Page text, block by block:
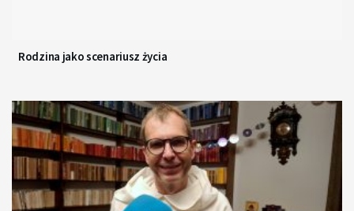
Rodzina jako scenariusz życia